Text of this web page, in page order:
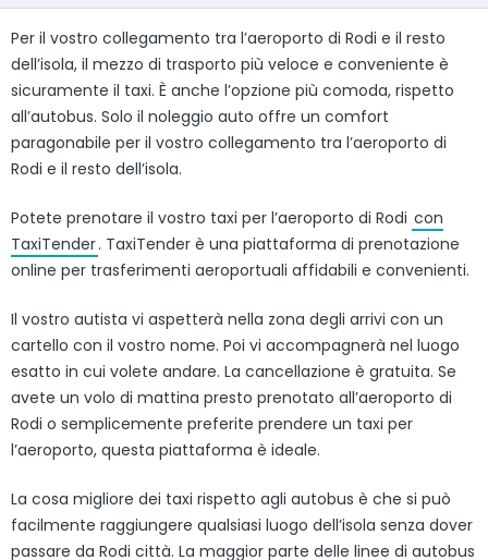
Per il vostro collegamento tra l’aeroporto di Rodi e il resto
dell’isola, il mezzo di trasporto più veloce e conveniente è
sicuramente il taxi. È anche l’opzione più comoda, rispetto
all’autobus. Solo il noleggio auto offre un comfort
paragonabile per il vostro collegamento tra l’aeroporto di
Rodi e il resto dell’isola.
Potete prenotare il vostro taxi per l’aeroporto di Rodi con
TaxiTender. TaxiTender è una piattaforma di prenotazione
online per trasferimenti aeroportuali affidabili e convenienti.
Il vostro autista vi aspetterà nella zona degli arrivi con un
cartello con il vostro nome. Poi vi accompagnerà nel luogo
esatto in cui volete andare. La cancellazione è gratuita. Se
avete un volo di mattina presto prenotato all’aeroporto di
Rodi o semplicemente preferite prendere un taxi per
l’aeroporto, questa piattaforma è ideale.
La cosa migliore dei taxi rispetto agli autobus è che si può
facilmente raggiungere qualsiasi luogo dell’isola senza dover
passare da Rodi città. La maggior parte delle linee di autobus